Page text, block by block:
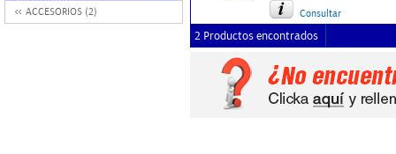
ACCESORIOS (2) Consultar
2 Productos encontrados